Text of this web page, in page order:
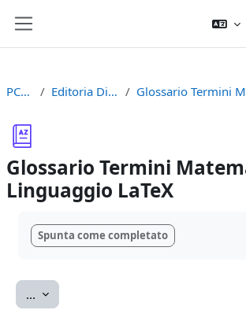
PCTO2023 Editoria Digitale Accademica
Glossario Termini
Linguaggio LaTeX
Spunta come completato
... Esporta voci